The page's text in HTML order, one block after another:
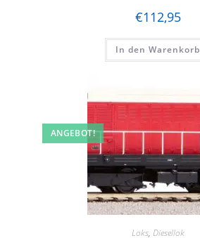
€112,95
In den Warenkorb
ANGEBOT!
Loks, Diesellok